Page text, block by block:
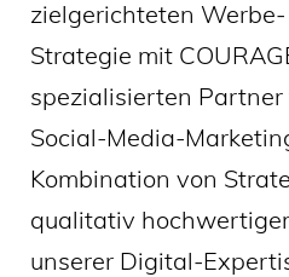
zielgerichteten
Strategie mit
spezialisierten Partner
Social-Media-
Kombination von
qualitativ
unserer Digital-